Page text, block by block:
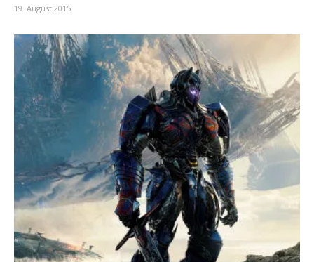
19. August 2015